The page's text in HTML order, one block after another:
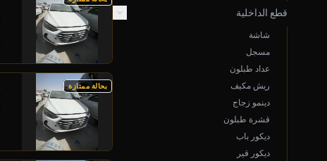
قطع الداخلية
شاشة
مسجل
عداد طبلون
ريش مكيف
دينمو زجاج
قشرة طبلون
ديكور باب
ديكور قير
بحالة ممتازة